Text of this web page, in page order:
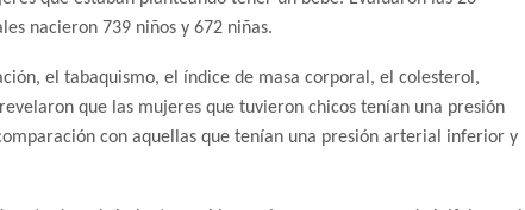
nacieron 739 niños y 672 niñas.
el tabaquismo, el índice de masa corporal, el colesterol,
que las mujeres que tuvieron chicos tenían una presión
con aquellas que tenían una presión arterial inferior y